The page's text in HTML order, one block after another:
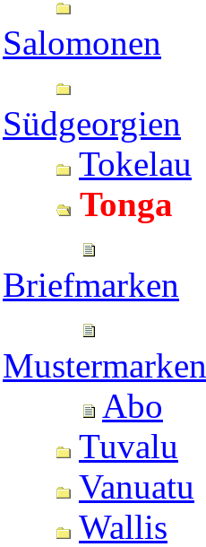
Salomonen
Südgeorgien
Tokelau
Tonga
Briefmarken
Mustermarken
Abo
Tuvalu
Vanuatu
Wallis